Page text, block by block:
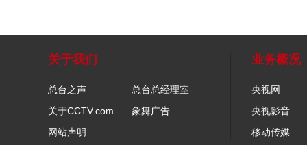
关于我们
总台之声
总台总经理室
关于CCTV.com
象舞广告
网站声明
业务概况
央视网
央视影音
移动传媒